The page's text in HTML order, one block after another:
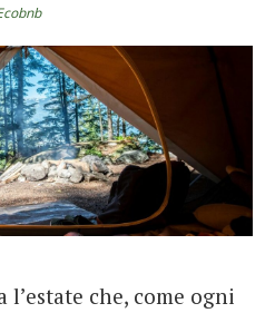
che, come ogni